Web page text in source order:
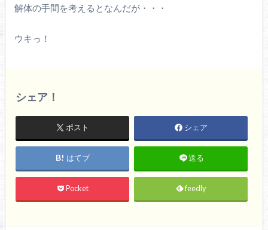
解体の手間を考えるとなんだが・・・
ウキっ！
シェア！
ポスト シェア
はてブ 送る
Pocket feedly